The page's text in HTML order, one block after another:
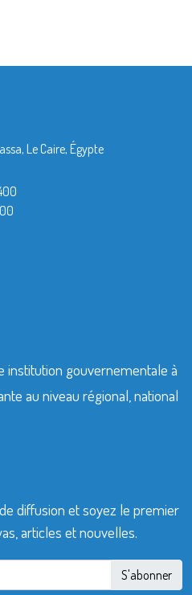
Le Caire, Égypte
institution gouvernementale à
au niveau régional, national
diffusion et soyez le premier
articles et nouvelles.
S'abonner